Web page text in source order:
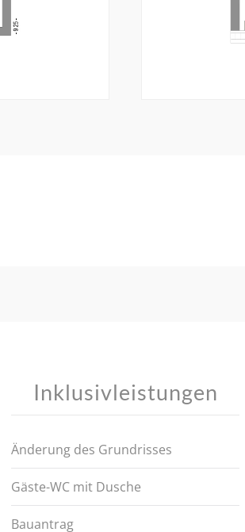
Inklusivleistungen
Änderung des Grundrisses
Gäste-WC mit Dusche
Bauantrag